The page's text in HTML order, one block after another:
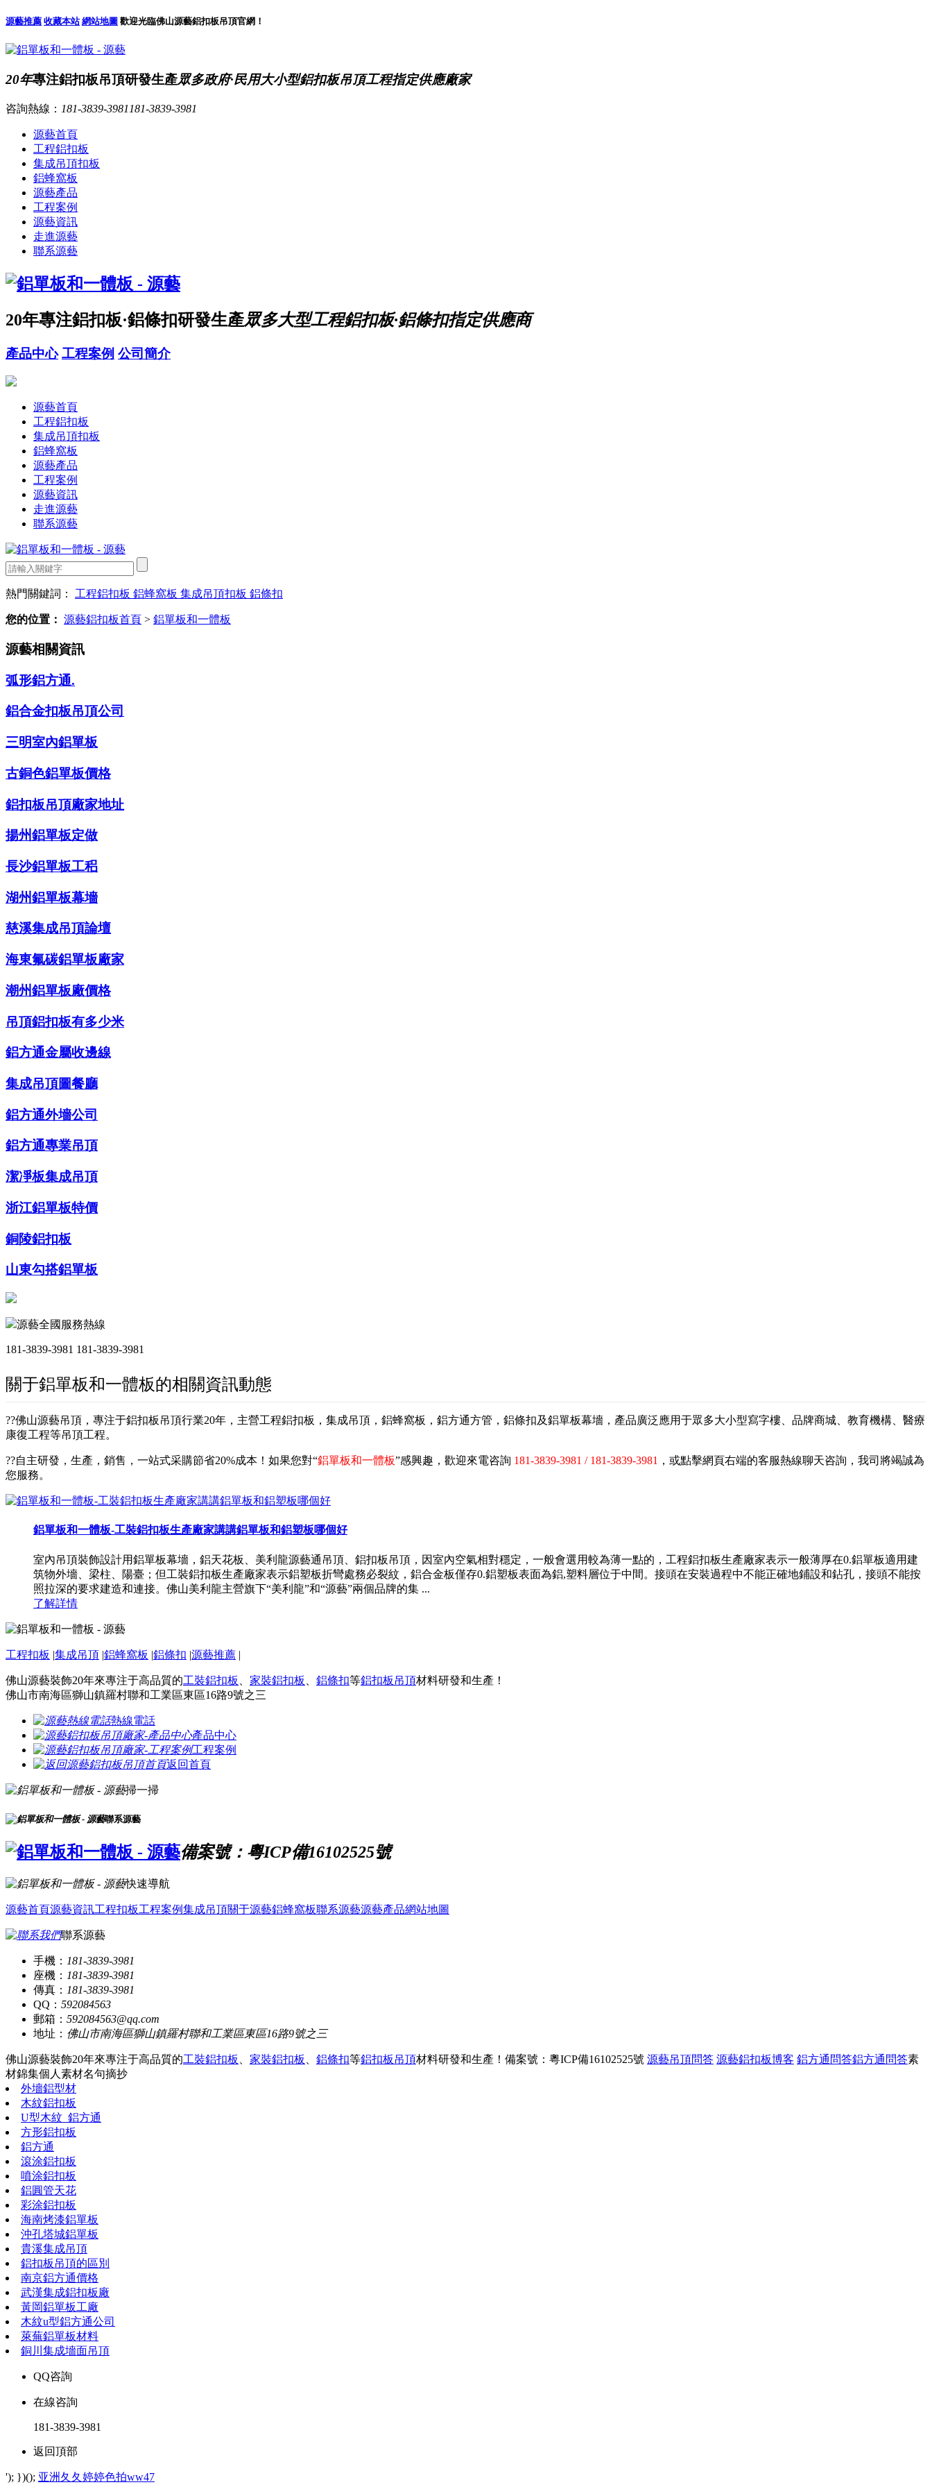
源藝推薦 收藏本站 網站地圖 歡迎光臨佛山源藝鋁扣板吊頂官網！
20年專注鋁扣板吊頂研發生產眾多政府·民用大小型鋁扣板吊頂工程指定供應廠家
咨詢熱線： 181-3839-3981 181-3839-3981
源藝首頁
工程鋁扣板
集成吊頂扣板
鋁蜂窩板
源藝產品
工程案例
源藝資訊
走進源藝
聯系源藝
20年專注鋁扣板·鋁條扣研發生產眾多大型工程鋁扣板·鋁條扣指定供應商
產品中心 工程案例 公司簡介
源藝首頁
工程鋁扣板
集成吊頂扣板
鋁蜂窩板
源藝產品
工程案例
源藝資訊
走進源藝
聯系源藝
熱門關鍵詞： 工程鋁扣板 鋁蜂窩板 集成吊頂扣板 鋁條扣
您的位置： 源藝鋁扣板首頁 > 鋁單板和一體板
源藝相關資訊
弧形鋁方通.
鋁合金扣板吊頂公司
三明室內鋁單板
古銅色鋁單板價格
鋁扣板吊頂廠家地址
揚州鋁單板定做
長沙鋁單板工稆
湖州鋁單板幕墻
慈溪集成吊頂論壇
海東氟碳鋁單板廠家
潮州鋁單板廠價格
吊頂鋁扣板有多少米
鋁方通金屬收邊線
集成吊頂圖餐廳
鋁方通外墻公司
鋁方通專業吊頂
潔凈板集成吊頂
浙江鋁單板特價
銅陵鋁扣板
山東勾搭鋁單板
源藝全國服務熱線
181-3839-3981 181-3839-3981
關于鋁單板和一體板的相關資訊動態
??佛山源藝吊頂，專注于鋁扣板吊頂行業20年，主營工程鋁扣板，集成吊頂，鋁蜂窩板，鋁方通方管，鋁條扣及鋁單板幕墻，產品廣泛應用于眾多大小型寫字樓、品牌商城、教育機構、醫療
康復工程等吊頂工程。
??自主研發，生產，銷售，一站式采購節省20%成本！如果您對“鋁單板和一體板”感興趣，歡迎來電咨詢 181-3839-3981 / 181-3839-3981 ，或點擊網頁右端的客服熱線聊天咨詢，我司將竭誠為
您服務。
鋁單板和一體板-工裝鋁扣板生產廠家講講鋁單板和鋁塑板哪個好
室內吊頂裝飾設計用鋁單板幕墻，鋁天花板、美利龍源藝通吊頂、鋁扣板吊頂，因室內空氣相對穩定，一般會選用較為薄一點的，工程鋁扣板生產廠家表示一般薄厚在0.鋁單板適用建
筑物外墻、梁柱、陽臺；但工裝鋁扣板生產廠家表示鋁塑板折彎處務必裂紋，鋁合金板僅存0.鋁塑板表面為鋁,塑料層位于中間。接頭在安裝過程中不能正確地鋪設和鉆孔，接頭不能按
照拉深的要求建造和連接。佛山美利龍主營旗下“美利龍”和“源藝”兩個品牌的集 ...
了解詳情
工程扣板 |集成吊頂 |鋁蜂窩板 |鋁條扣 |源藝推薦 |
佛山源藝裝飾20年來專注于高品質的工裝鋁扣板 家裝鋁扣板 鋁條扣等鋁扣板吊頂材料研發和生產！
佛山市南海區獅山鎮羅村聯和工業區東區16路9號之三
熱線電話
產品中心
工程案例
返回首頁
掃一掃
聯系源藝
備案號：粵ICP備16102525號
快速導航
源藝首頁源藝資訊工程扣板工程案例集成吊頂關于源藝鋁蜂窩板聯系源藝源藝產品網站地圖
聯系源藝
手機： 181-3839-3981
座機： 181-3839-3981
傳真： 181-3839-3981
QQ： 592084563
郵箱： 592084563@qq.com
地址： 佛山市南海區獅山鎮羅村聯和工業區東區16路9號之三
佛山源藝裝飾20年來專注于高品質的工裝鋁扣板 家裝鋁扣板 鋁條扣等鋁扣板吊頂材料研發和生產！ 備案號：粵ICP備16102525號 源藝吊頂問答 源藝鋁扣板博客 鋁方通問答鋁方通問答素
材錦集個人素材名句摘抄
外墻鋁型材
木紋鋁扣板
U型木紋_鋁方通
方形鋁扣板
鋁方通
滾涂鋁扣板
噴涂鋁扣板
鋁圓管天花
彩涂鋁扣板
海南烤漆鋁單板
沖孔塔城鋁單板
貴溪集成吊頂
鋁扣板吊頂的區別
南京鋁方通價格
武漢集成鋁扣板廠
黃岡鋁單板工廠
木紋u型鋁方通公司
萊蕪鋁單板材料
銅川集成墻面吊頂
QQ咨詢
在線咨詢
181-3839-3981
返回頂部
'); })(); 亚洲夂夂婷婷色拍ww47